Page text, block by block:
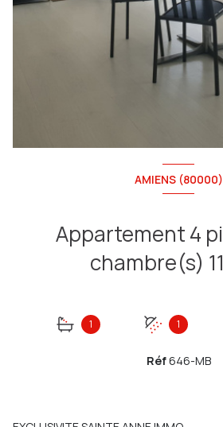
AMIENS (80000)
Appartement 4 pièce(s) 3
1 1
Réf646-MB